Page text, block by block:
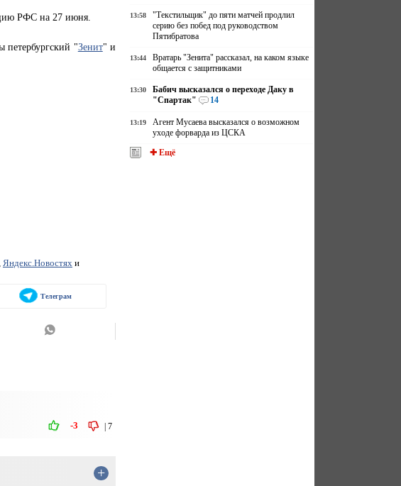
РФС на 27 июня.
петербургский "Зенит" и
Яндекс.Новостях и
Телеграм
|7
-3
+
13:58
"Текстильщик" до пяти матчей продлил
серию без побед под руководством
Пятибратова
13:44
Вратарь "Зенита" рассказал, на каком языке
общается с защитниками
13:30
Бабич высказался о переходе Даку в
"Спартак"
14
13:19
Агент Мусаева высказался о возможном
уходе форварда из ЦСКА
✚ Ещё